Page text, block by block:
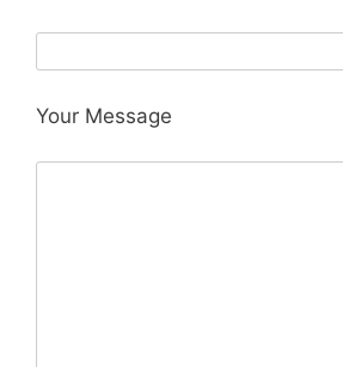
Your Message